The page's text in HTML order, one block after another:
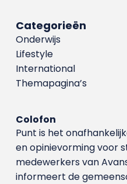
Categorieën
Onderwijs
Lifestyle
International
Themapagina’s
Colofon
Punt is het
en opinievorming voor
medewerkers van
informeert de